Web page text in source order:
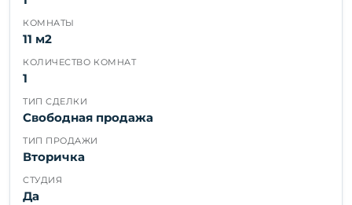
КОМНАТЫ
11 м2
КОЛИЧЕСТВО КОМНАТ
1
ТИП СДЕЛКИ
Свободная продажа
ТИП ПРОДАЖИ
Вторичка
СТУДИЯ
Да